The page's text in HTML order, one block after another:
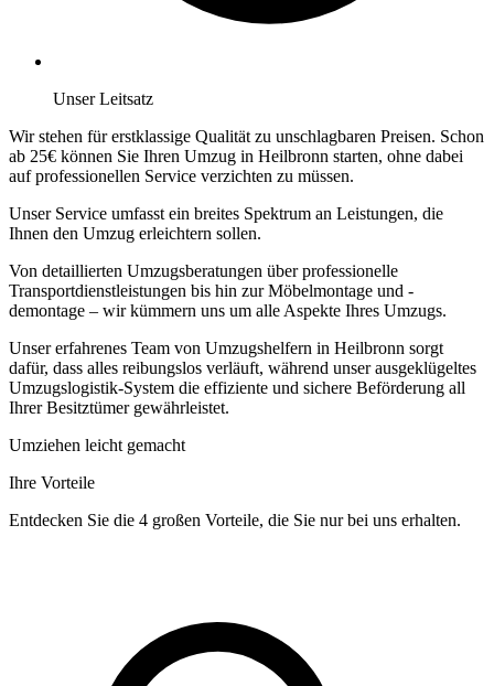
Unser Leitsatz
Wir stehen für erstklassige Qualität zu unschlagbaren Preisen. Schon
ab 25€ können Sie Ihren Umzug in Heilbronn starten, ohne dabei
auf professionellen Service verzichten zu müssen.
Unser Service umfasst ein breites Spektrum an Leistungen, die
Ihnen den Umzug erleichtern sollen.
Von detaillierten Umzugsberatungen über professionelle
Transportdienstleistungen bis hin zur Möbelmontage und -
demontage – wir kümmern uns um alle Aspekte Ihres Umzugs.
Unser erfahrenes Team von Umzugshelfern in Heilbronn sorgt
dafür, dass alles reibungslos verläuft, während unser ausgeklügeltes
Umzugslogistik-System die effiziente und sichere Beförderung all
Ihrer Besitztümer gewährleistet.
Umziehen leicht gemacht
Ihre Vorteile
Entdecken Sie die 4 großen Vorteile, die Sie nur bei uns erhalten.